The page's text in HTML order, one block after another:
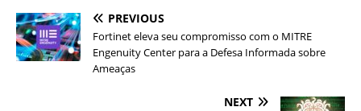
PREVIOUS
Fortinet eleva seu compromisso com o MITRE
Engenuity Center para a Defesa Informada sobre
Ameaças
NEXT